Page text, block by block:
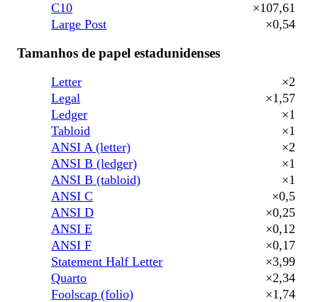
C10
×107,61
Large Post
×0,54
Tamanhos de papel estadunidenses
Letter
×2
Legal
×1,57
Ledger
×1
Tabloid
×1
ANSI A (letter)
×2
ANSI B (ledger)
×1
ANSI B (tabloid)
×1
ANSI C
×0,5
ANSI D
×0,25
ANSI E
×0,12
ANSI F
×0,17
Statement Half Letter
×3,99
Quarto
×2,34
Foolscap (folio)
×1,74